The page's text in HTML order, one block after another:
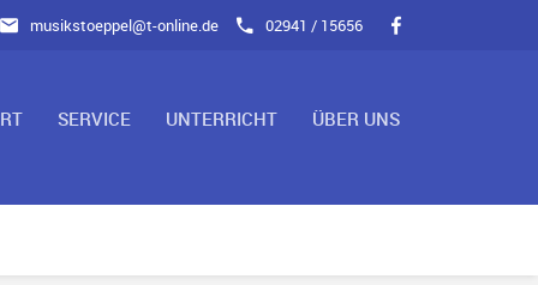
musikstoeppel@t-online.de 02941 / 15656
SERVICE UNTERRICHT ÜBER UNS